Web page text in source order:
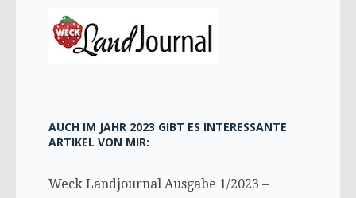
AUCH IM JAHR 2023 GIBT ES INTERESSANTE
ARTIKEL VON MIR:
Weck Landjournal Ausgabe 1/2023 –